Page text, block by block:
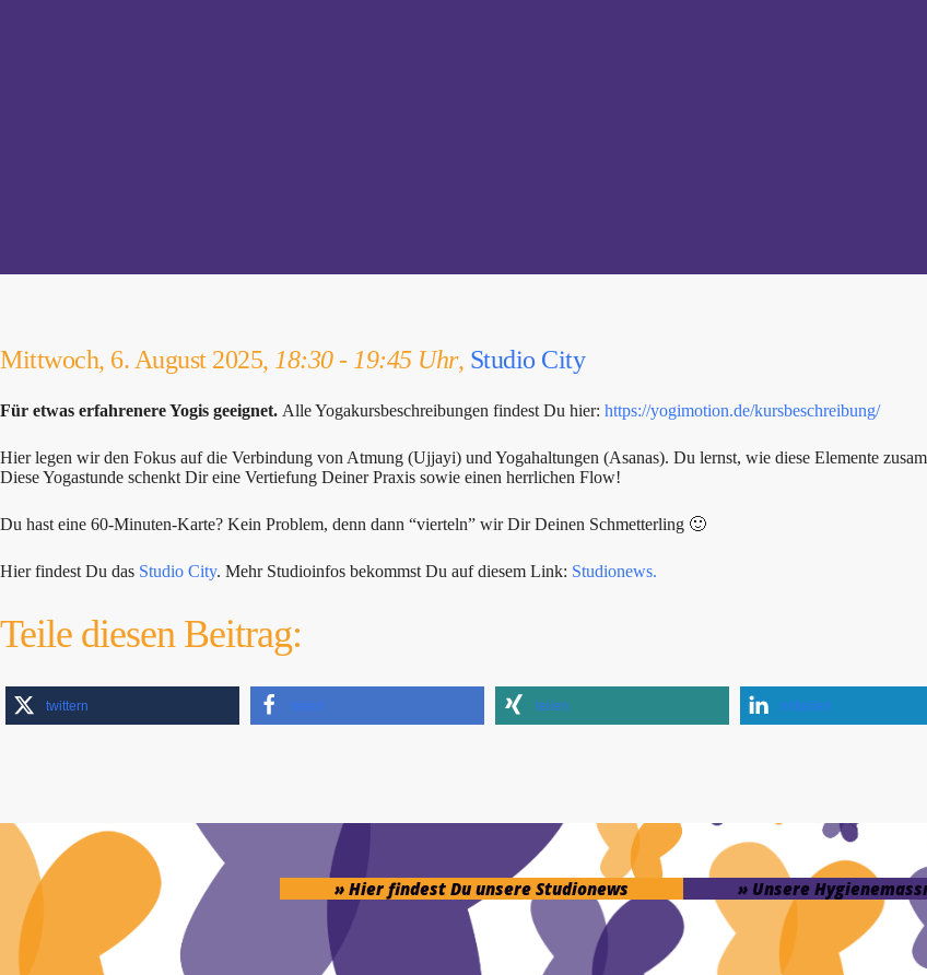
Mittwoch, 6. August 2025, 18:30 - 19:45 Uhr, Studio City
Für etwas erfahrenere Yogis geeignet. Alle Yogakursbeschreibungen findest Du hier: https://yogimotion.de/kursbeschreibung/
Hier legen wir den Fokus auf die Verbindung von Atmung (Ujjayi) und Yogahaltungen (Asanas). Du lernst, wie diese Elemente
Diese Yogastunde schenkt Dir eine Vertiefung Deiner Praxis sowie einen herrlichen Flow!
Du hast eine 60-Minuten-Karte? Kein Problem, denn dann “vierteln” wir Dir Deinen Schmetterling 🙂
Hier findest Du das Studio City. Mehr Studioinfos bekommst Du auf diesem Link: Studionews.
Teile diesen Beitrag:
twittern teilen teilen mitteilen
» Hier findest Du unsere Studionews » Unsere